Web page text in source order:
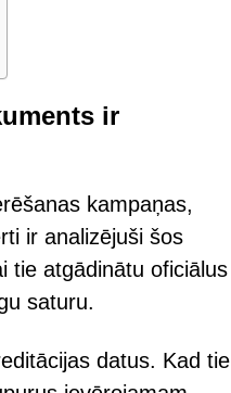
ir
kampaņas,
ir analizējuši šos
tie atgādinātu oficiālus
saturu.
datus. Kad tie